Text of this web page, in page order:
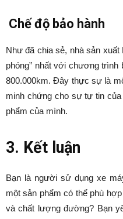
Chế độ bảo hành
Như đã chia sẻ, nhà sản xuất
phóng” nhất với chương trình
800.000km. Đây thực sự là
minh chứng cho sự tự tin
phẩm của mình.
3. Kết luận
Bạn là người sử dụng xe
một sản phẩm có thể phù
và chất lượng đường? Bạn